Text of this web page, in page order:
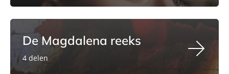
De Magdalena reeks
4 delen